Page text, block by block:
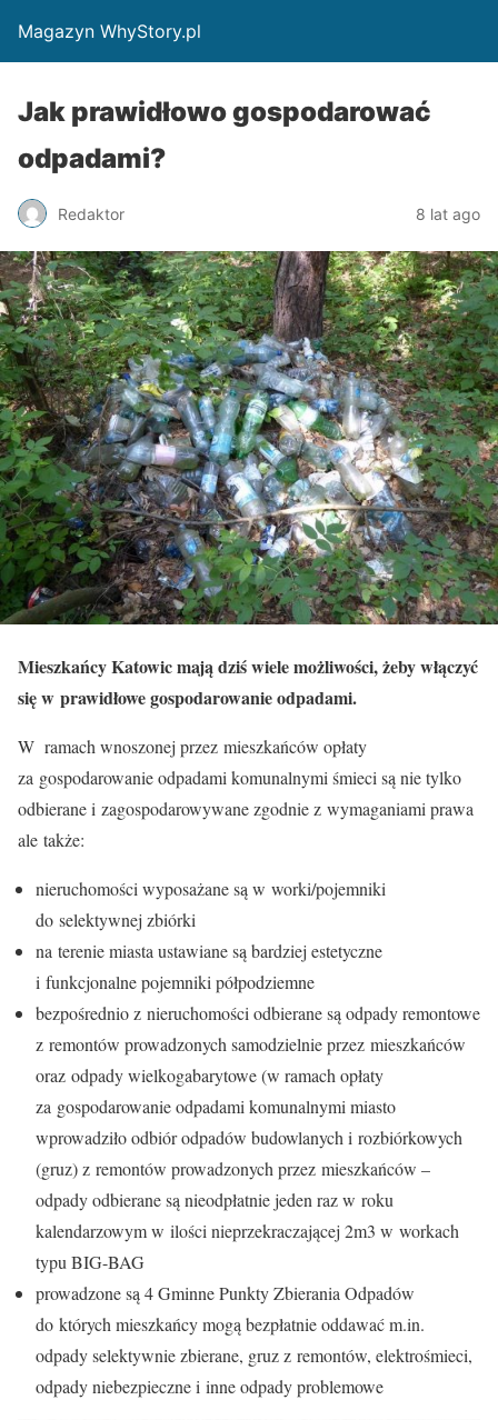
Magazyn WhyStory.pl
Jak prawidłowo gospodarować
odpadami?
Redaktor 8 lat ago
Mieszkańcy Katowic mają dziś wiele możliwości, żeby włączyć
się w prawidłowe gospodarowanie odpadami.
W ramach wnoszonej przez mieszkańców opłaty
za gospodarowanie odpadami komunalnymi śmieci są nie tylko
odbierane i zagospodarowywane zgodnie z wymaganiami prawa
ale także:
nieruchomości wyposażane są w worki/pojemniki
do selektywnej zbiórki
na terenie miasta ustawiane są bardziej estetyczne
i funkcjonalne pojemniki półpodziemne
bezpośrednio z nieruchomości odbierane są odpady remontowe
z remontów prowadzonych samodzielnie przez mieszkańców
oraz odpady wielkogabarytowe (w ramach opłaty
za gospodarowanie odpadami komunalnymi miasto
wprowadziło odbiór odpadów budowlanych i rozbiórkowych
(gruz) z remontów prowadzonych przez mieszkańców –
odpady odbierane są nieodpłatnie jeden raz w roku
kalendarzowym w ilości nieprzekraczającej 2m3 w workach
typu BIG-BAG
prowadzone są 4 Gminne Punkty Zbierania Odpadów
do których mieszkańcy mogą bezpłatnie oddawać m.in.
odpady selektywnie zbierane, gruz z remontów, elektrośmieci,
odpady niebezpieczne i inne odpady problemowe